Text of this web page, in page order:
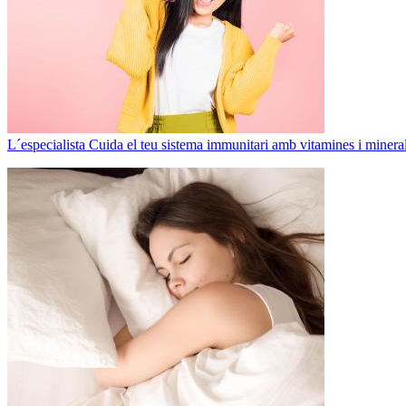
L´especialista Cuida el teu sistema immunitari amb vitamines i